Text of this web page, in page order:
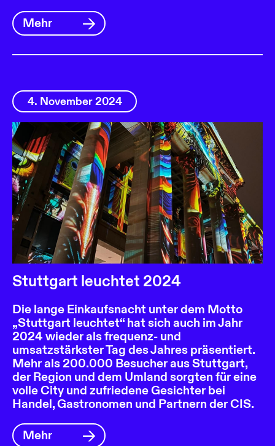
Mehr
4. November 2024
Stuttgart leuchtet 2024
Die lange Einkaufsnacht unter dem Motto
„Stuttgart leuchtet“ hat sich auch im Jahr
2024 wieder als frequenz- und
umsatzstärkster Tag des Jahres präsentiert.
Mehr als 200.000 Besucher aus Stuttgart,
der Region und dem Umland sorgten für eine
volle City und zufriedene Gesichter bei
Handel, Gastronomen und Partnern der CIS.
Mehr